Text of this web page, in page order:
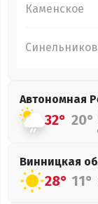
Каменское
Автономная
32° 20°
Винницкая
28° 11°